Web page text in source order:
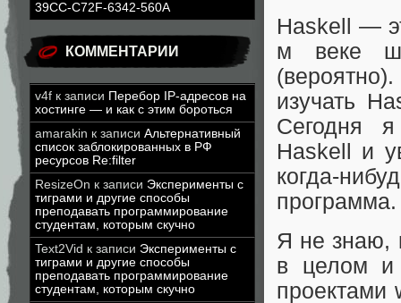
39CC-C72F-6342-560A
КОММЕНТАРИИ
v4f к записи Перебор IP-адресов на
хостинге — и как с этим бороться
amarakin к записи Альтернативный
список заблокированных в РФ
ресурсов Re:filter
ResizeOn к записи Эксперименты с
тиграми и другие способы
преподавать программирование
студентам, которым скучно
Text2Vid к записи Эксперименты с
тиграми и другие способы
преподавать программирование
студентам, которым скучно
Haskell —
м веке
изучать
Сегодня
Haskell и
когда-
программа.
Я не знаю,
в целом и
проектами